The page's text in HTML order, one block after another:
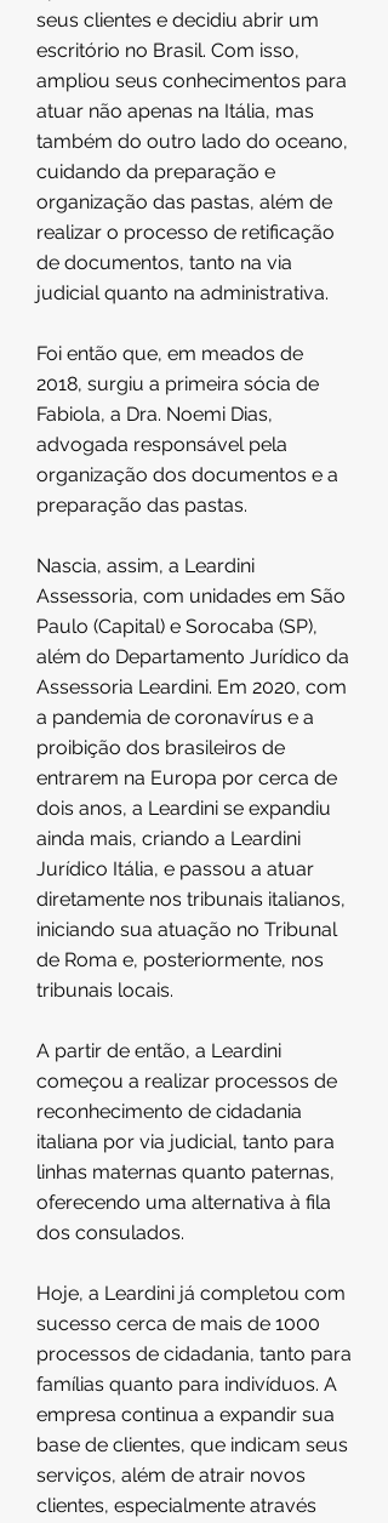
seus clientes e decidiu abrir um
escritório no Brasil. Com isso,
ampliou seus conhecimentos para
atuar não apenas na Itália, mas
também do outro lado do oceano,
cuidando da preparação e
organização das pastas, além de
realizar o processo de retificação
de documentos, tanto na via
judicial quanto na administrativa.
Foi então que, em meados de
2018, surgiu a primeira sócia de
Fabiola, a Dra. Noemi Dias,
advogada responsável pela
organização dos documentos e a
preparação das pastas.
Nascia, assim, a Leardini
Assessoria, com unidades em São
Paulo (Capital) e Sorocaba (SP),
além do Departamento Jurídico da
Assessoria Leardini. Em 2020, com
a pandemia de coronavírus e a
proibição dos brasileiros de
entrarem na Europa por cerca de
dois anos, a Leardini se expandiu
ainda mais, criando a Leardini
Jurídico Itália, e passou a atuar
diretamente nos tribunais italianos,
iniciando sua atuação no Tribunal
de Roma e, posteriormente, nos
tribunais locais.
A partir de então, a Leardini
começou a realizar processos de
reconhecimento de cidadania
italiana por via judicial, tanto para
linhas maternas quanto paternas,
oferecendo uma alternativa à fila
dos consulados.
Hoje, a Leardini já completou com
sucesso cerca de mais de 1000
processos de cidadania, tanto para
famílias quanto para indivíduos. A
empresa continua a expandir sua
base de clientes, que indicam seus
serviços, além de atrair novos
clientes, especialmente através